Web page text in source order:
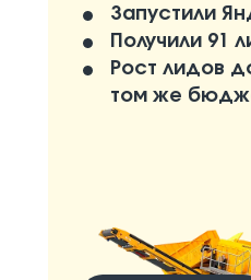
Запустили
Получили 91
Рост лидов
том же